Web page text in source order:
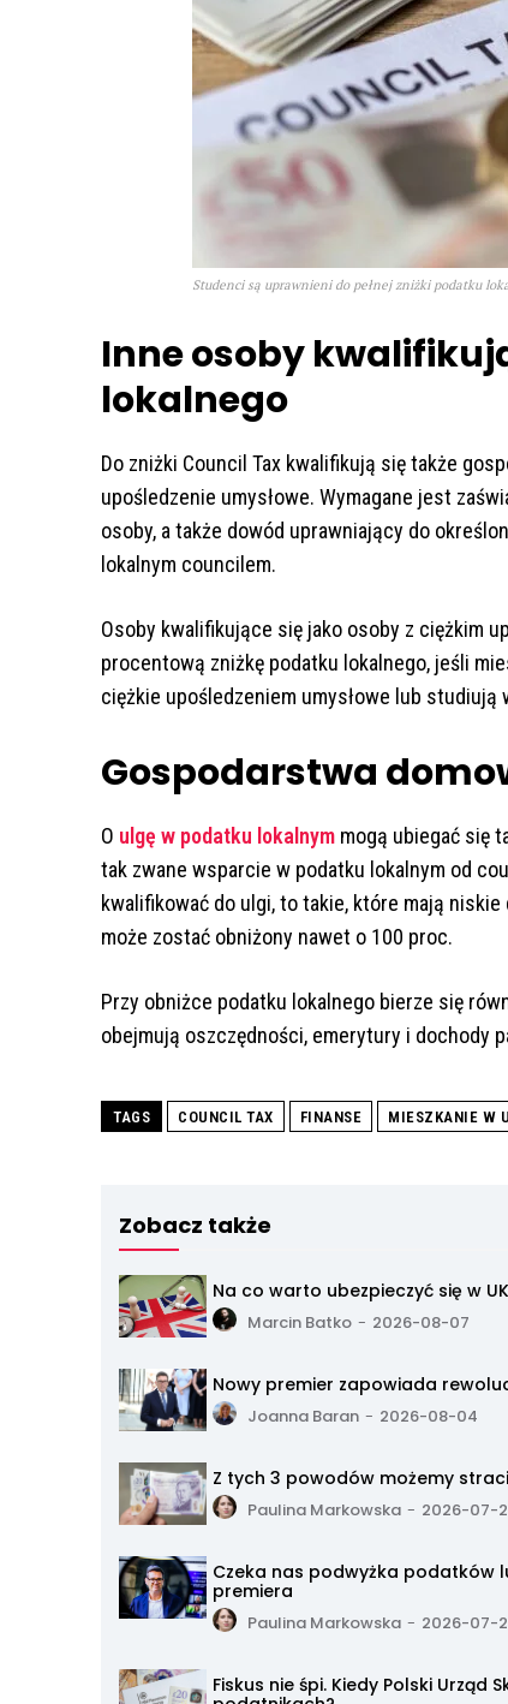
Studenci są uprawnieni do pełnej zniżki podatku
Inne osoby
lokalnego
Do zniżki Council Tax kwalifikują się także
upośledzenie umysłowe. Wymagane jest
osoby, a także dowód uprawniający do
lokalnym councilem.
Osoby kwalifikujące się jako osoby z ciężkim
procentową zniżkę podatku lokalnego, jeśli
ciężkie upośledzeniem umysłowe lub
Gospodarstwa
O ulgę w podatku lokalnym mogą ubiegać się
tak zwane wsparcie w podatku lokalnym od
kwalifikować do ulgi, to takie, które mają niskie
może zostać obniżony nawet o 100 proc.
Przy obniżce podatku lokalnego bierze się
obejmują oszczędności, emerytury i dochody
TAGS COUNCIL TAX FINANSE MIESZKANIE W
Zobacz także
Na co warto ubezpieczyć się w
Marcin Batko - 2026-08-07
Nowy premier zapowiada
Joanna Baran - 2026-08-04
Z tych 3 powodów możemy
Paulina Markowska - 2026-07-
Czeka nas podwyżka podatków
premiera
Paulina Markowska - 2026-07-
Fiskus nie śpi. Kiedy Polski Urząd